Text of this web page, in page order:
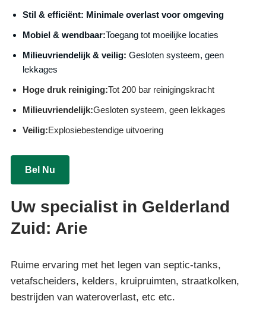
Stil & efficiënt: Minimale overlast voor omgeving
Mobiel & wendbaar:Toegang tot moeilijke locaties
Milieuvriendelijk & veilig: Gesloten systeem, geen
lekkages
Hoge druk reiniging:Tot 200 bar reinigingskracht
Milieuvriendelijk:Gesloten systeem, geen lekkages
Veilig:Explosiebestendige uitvoering
Bel Nu
Uw specialist in Gelderland
Zuid: Arie
Ruime ervaring met het legen van septic-tanks,
vetafscheiders, kelders, kruipruimten, straatkolken,
bestrijden van wateroverlast, etc etc.